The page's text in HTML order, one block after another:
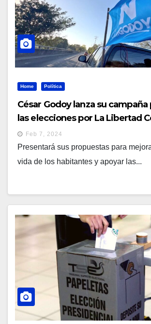
Home Política
César Godoy lanza su campaña
las elecciones por La Libertad
Feb 7, 2024
Presentará sus propuestas para
vida de los habitantes y apoyar las...